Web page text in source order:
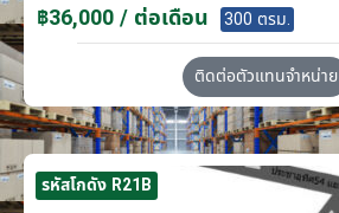
฿36,000 / ต่อเดือน 300 ตรม.
ติดต่อตัวแทนจำหน่าย
รหัสโกดัง R21B